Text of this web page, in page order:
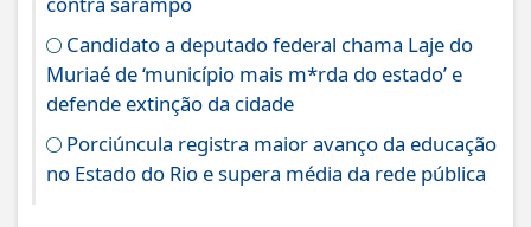
Candidato a deputado federal chama Laje do
Muriaé de ‘município mais m*rda do estado’ e
defende extinção da cidade
Porciúncula registra maior avanço da educação
no Estado do Rio e supera média da rede pública